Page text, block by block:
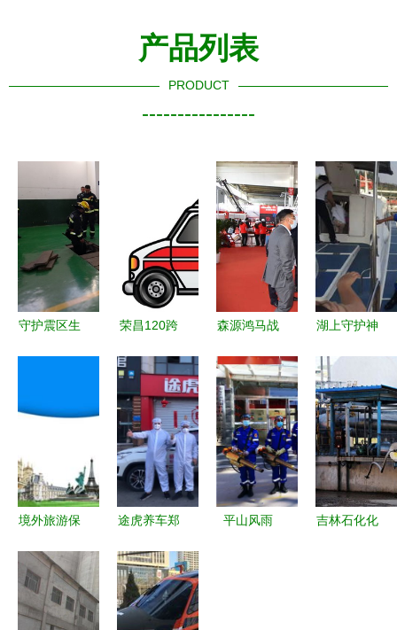
产品列表
PRODUCT
----------------
守护震区生
为地震多发
荣昌120跨
送 专业、
安全、高效
的一站式转
院救援服务
森源鸿马战
相2021北
京国际消防
展，助力森
林消防现代
化战勤保障
体系升级
湖上守护神
都救援
队”，旅游
背后最美面
孔
境外旅游保
救援服务是
重中之重
途虎养车郑
救援队 保
障防疫车辆
高效运转
平山风雨
吉林石化化